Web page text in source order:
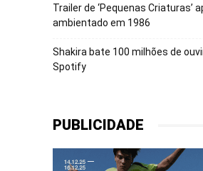
Trailer de ‘Pequenas Criaturas’
ambientado em 1986
Shakira bate 100 milhões de
Spotify
PUBLICIDADE